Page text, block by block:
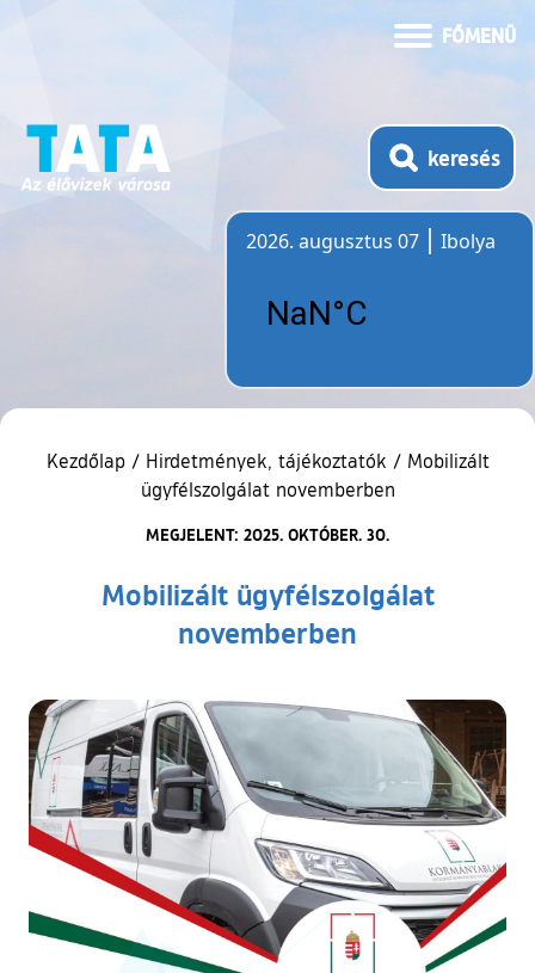
FŐMENÜ
keresés
2026. augusztus 07
Ibolya
Kezdőlap / Hirdetmények, tájékoztatók / Mobilizált
ügyfélszolgálat novemberben
MEGJELENT: 2025. OKTÓBER. 30.
Mobilizált ügyfélszolgálat
novemberben